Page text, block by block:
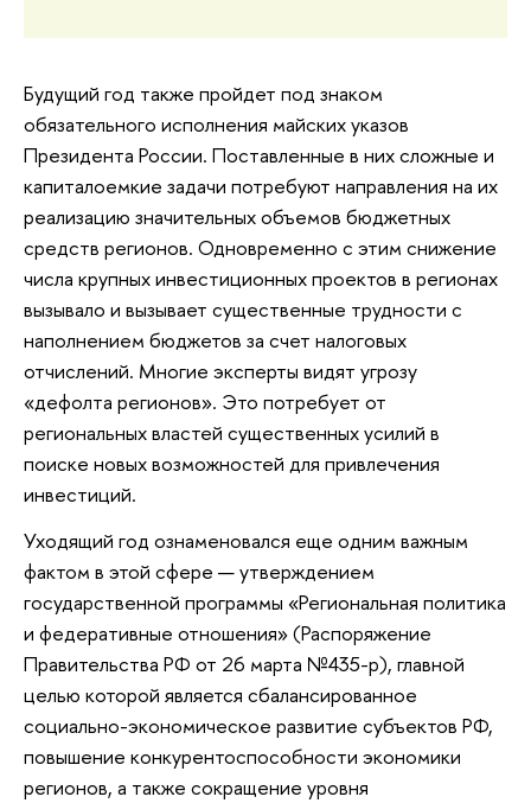
Будущий год также пройдет под знаком
обязательного исполнения майских указов
Президента России. Поставленные в них сложные и
капиталоемкие задачи потребуют направления на их
реализацию значительных объемов бюджетных
средств регионов. Одновременно с этим снижение
числа крупных инвестиционных проектов в регионах
вызывало и вызывает существенные трудности с
наполнением бюджетов за счет налоговых
отчислений. Многие эксперты видят угрозу
«дефолта регионов». Это потребует от
региональных властей существенных усилий в
поиске новых возможностей для привлечения
инвестиций.
Уходящий год ознаменовался еще одним важным
фактом в этой сфере — утверждением
государственной программы «Региональная политика
и федеративные отношения» (Распоряжение
Правительства РФ от 26 марта №435-р), главной
целью которой является сбалансированное
социально-экономическое развитие субъектов РФ,
повышение конкурентоспособности экономики
регионов, а также сокращение уровня